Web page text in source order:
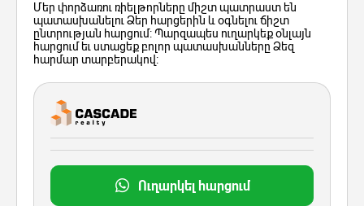
Մեր փորձառու ռիելթորները միշտ պատրաստ են
պատասխանելու Ձեր հարցերին և օգնելու ճիշտ
ընտրության հարցում: Պարզապես ուղարկեք օնլայն
հարցում եւ ստացեք բոլոր պատասխանները Ձեզ
հարմար տարբերակով:
Ուղարկել հարցում